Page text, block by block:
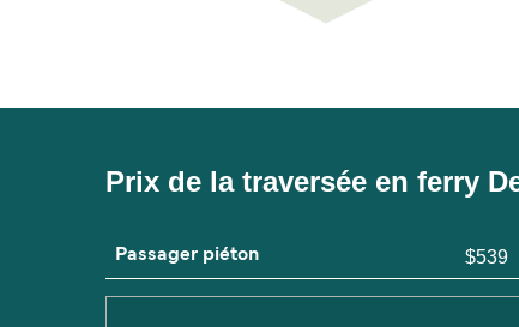
Prix de la traversée en ferry
Passager piéton $539